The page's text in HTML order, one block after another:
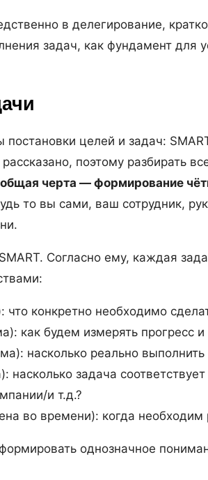
в делегирование,
задач, как фундамент для
целей и задач:
поэтому разбирать
черта — формирование
то вы сами, ваш сотрудник,
Согласно ему, каждая
что конкретно необходимо
как будем измерять прогресс и
насколько реально выполнить
насколько задача
и т.д.?
во времени): когда необходим
однозначное